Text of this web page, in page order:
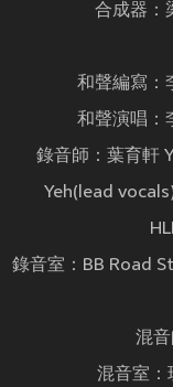
合成器：
和聲編寫：
和聲演唱：
錄音師：葉育軒
Yeh(lead
錄音室：BB Road
混
混音室：